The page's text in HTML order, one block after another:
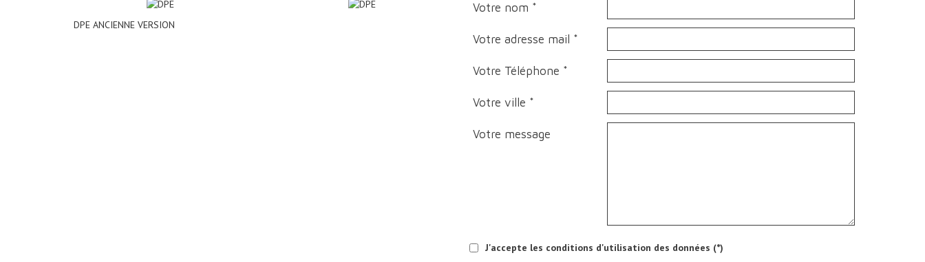
DPE ANCIENNE VERSION
Votre nom *
Votre adresse mail *
Votre Téléphone *
Votre ville *
Votre message
J'accepte les conditions d'utilisation des données (*)